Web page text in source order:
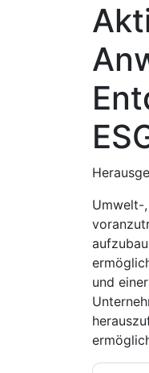
Umwelt-
und